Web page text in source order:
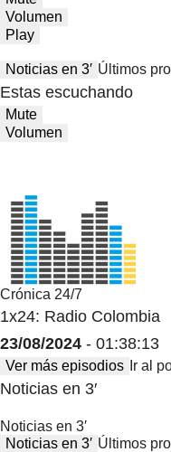
Volumen
Play
Noticias en 3′ Últimos
Estas escuchando
Mute
Volumen
Crónica 24/7
1x24: Radio Colombia
23/08/2024 - 01:38:13
Ver más episodios Ir al
Noticias en 3′
Noticias en 3′
Noticias en 3′ Últimos